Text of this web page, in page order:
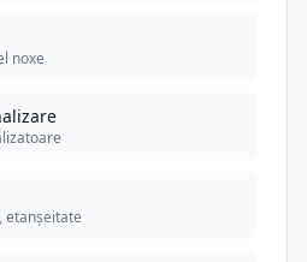
noxe
etanșeitate